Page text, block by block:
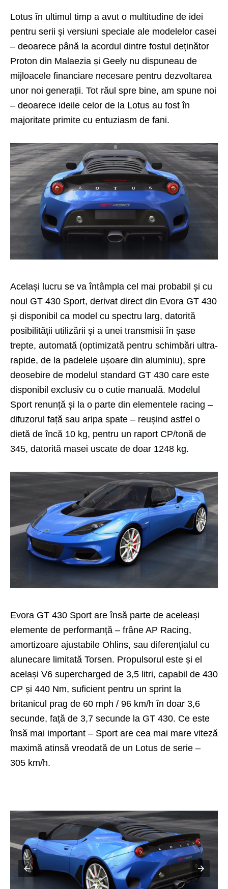
Lotus în ultimul timp a avut o multitudine de idei
pentru serii și versiuni speciale ale modelelor casei
– deoarece până la acordul dintre fostul deținător
Proton din Malaezia și Geely nu dispuneau de
mijloacele financiare necesare pentru dezvoltarea
unor noi generații. Tot răul spre bine, am spune noi
– deoarece ideile celor de la Lotus au fost în
majoritate primite cu entuziasm de fani.
Același lucru se va întâmpla cel mai probabil și cu
noul GT 430 Sport, derivat direct din Evora GT 430
și disponibil ca model cu spectru larg, datorită
posibilității utilizării și a unei transmisii în șase
trepte, automată (optimizată pentru schimbări ultra-
rapide, de la padelele ușoare din aluminiu), spre
deosebire de modelul standard GT 430 care este
disponibil exclusiv cu o cutie manuală. Modelul
Sport renunță și la o parte din elementele racing –
difuzorul față sau aripa spate – reușind astfel o
dietă de încă 10 kg, pentru un raport CP/tonă de
345, datorită masei uscate de doar 1248 kg.
Evora GT 430 Sport are însă parte de aceleași
elemente de performanță – frâne AP Racing,
amortizoare ajustabile Ohlins, sau diferențialul cu
alunecare limitată Torsen. Propulsorul este și el
același V6 supercharged de 3,5 litri, capabil de 430
CP și 440 Nm, suficient pentru un sprint la
britanicul prag de 60 mph / 96 km/h în doar 3,6
secunde, față de 3,7 secunde la GT 430. Ce este
însă mai important – Sport are cea mai mare viteză
maximă atinsă vreodată de un Lotus de serie –
305 km/h.